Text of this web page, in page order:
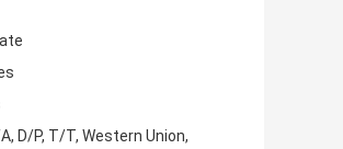
D/P, T/T, Western Union,